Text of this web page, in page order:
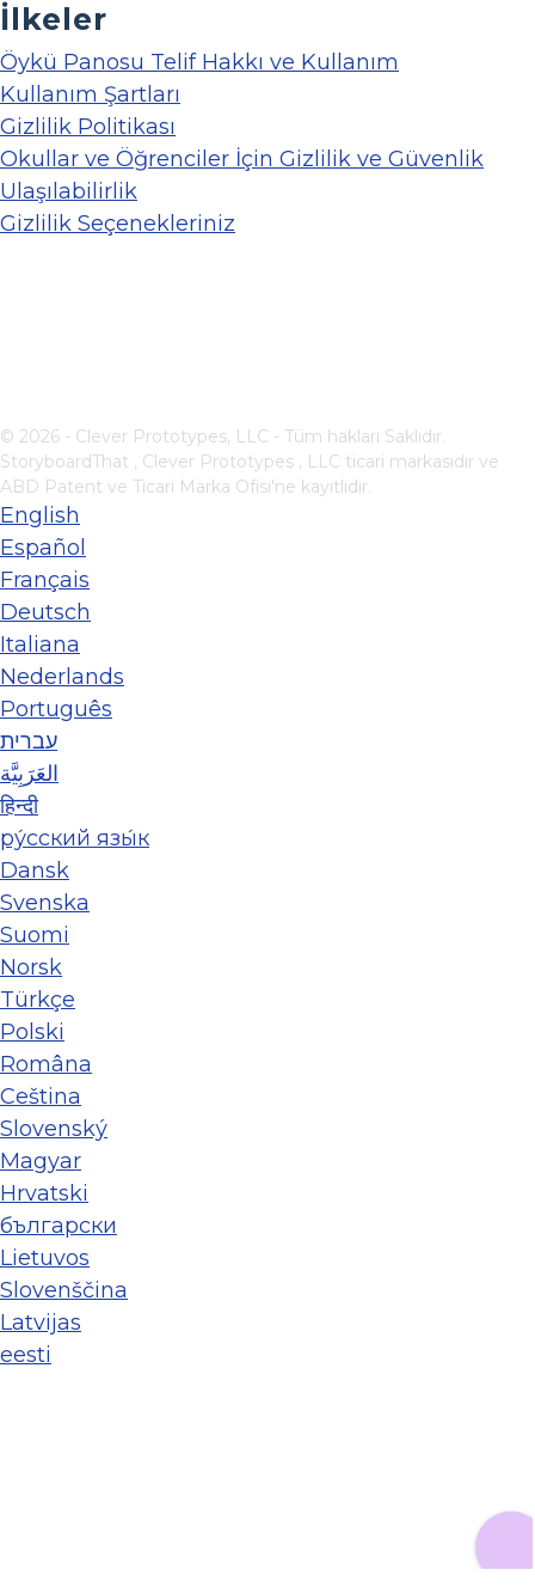
İlkeler
Öykü Panosu Telif Hakkı ve Kullanım
Kullanım Şartları
Gizlilik Politikası
Okullar ve Öğrenciler İçin Gizlilik ve Güvenlik
Ulaşılabilirlik
Gizlilik Seçenekleriniz
© 2026 - Clever Prototypes, LLC - Tüm hakları Saklıdır.
StoryboardThat , Clever Prototypes , LLC ticari markasıdır ve
ABD Patent ve Ticari Marka Ofisi'ne kayıtlıdır.
English
Español
Français
Deutsch
Italiana
Nederlands
Português
עברית
العَرَبِيَّة
हिन्दी
ру́сский язы́к
Dansk
Svenska
Suomi
Norsk
Türkçe
Polski
Româna
Ceština
Slovenský
Magyar
Hrvatski
български
Lietuvos
Slovenščina
Latvijas
eesti